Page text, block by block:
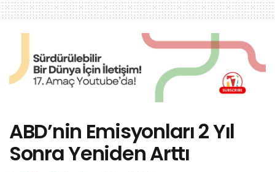
ABD’nin Emisyonları 2 Yıl
Sonra Yeniden Arttı